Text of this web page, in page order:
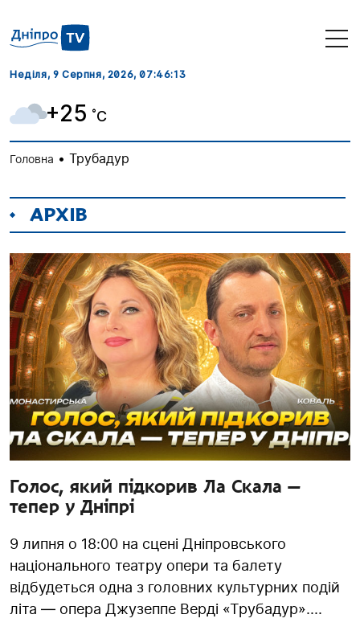
Неділя, 9 Серпня, 2026, 07:46:13
+25 ˚C
Головна • Трубадур
АРХІВ
Голос, який підкорив Ла Скала —
тепер у Дніпрі
9 липня о 18:00 на сцені Дніпровського
національного театру опери та балету
відбудеться одна з головних культурних подій
літа — опера Джузеппе Верді «Трубадур»....